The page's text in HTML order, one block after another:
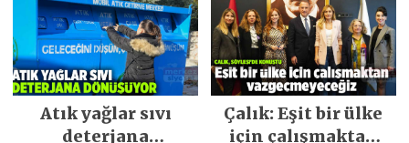
ara vermeden
devam ediyor
Atık yağlar sıvı
deterjana
Çalık: Eşit bir ülke
için çalışmaktan